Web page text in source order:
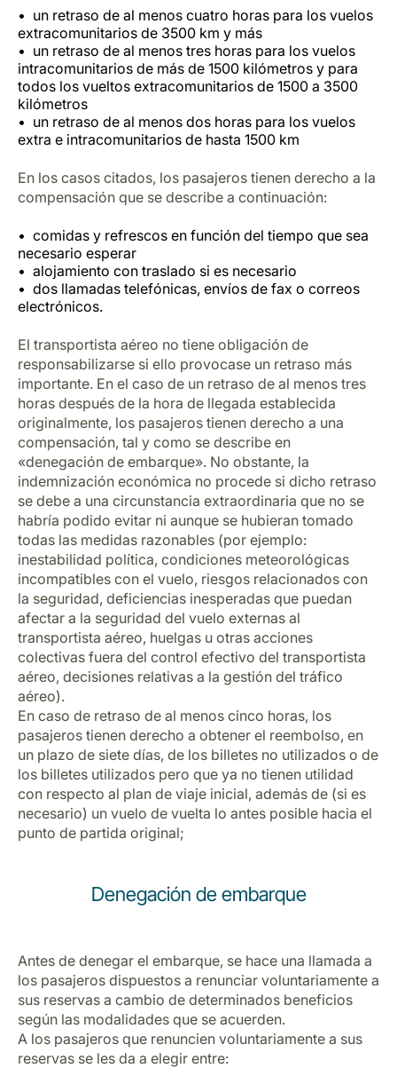
un retraso de al menos cuatro horas para los vuelos
extracomunitarios de 3500 km y más
un retraso de al menos tres horas para los vuelos
intracomunitarios de más de 1500 kilómetros y para
todos los vueltos extracomunitarios de 1500 a 3500
kilómetros
un retraso de al menos dos horas para los vuelos
extra e intracomunitarios de hasta 1500 km
En los casos citados, los pasajeros tienen derecho a la
compensación que se describe a continuación:
comidas y refrescos en función del tiempo que sea
necesario esperar
alojamiento con traslado si es necesario
dos llamadas telefónicas, envíos de fax o correos
electrónicos.
El transportista aéreo no tiene obligación de
responsabilizarse si ello provocase un retraso más
importante. En el caso de un retraso de al menos tres
horas después de la hora de llegada establecida
originalmente, los pasajeros tienen derecho a una
compensación, tal y como se describe en
«denegación de embarque». No obstante, la
indemnización económica no procede si dicho retraso
se debe a una circunstancia extraordinaria que no se
habría podido evitar ni aunque se hubieran tomado
todas las medidas razonables (por ejemplo:
inestabilidad política, condiciones meteorológicas
incompatibles con el vuelo, riesgos relacionados con
la seguridad, deficiencias inesperadas que puedan
afectar a la seguridad del vuelo externas al
transportista aéreo, huelgas u otras acciones
colectivas fuera del control efectivo del transportista
aéreo, decisiones relativas a la gestión del tráfico
aéreo).
En caso de retraso de al menos cinco horas, los
pasajeros tienen derecho a obtener el reembolso, en
un plazo de siete días, de los billetes no utilizados o de
los billetes utilizados pero que ya no tienen utilidad
con respecto al plan de viaje inicial, además de (si es
necesario) un vuelo de vuelta lo antes posible hacia el
punto de partida original;
Denegación de embarque
Antes de denegar el embarque, se hace una llamada a
los pasajeros dispuestos a renunciar voluntariamente a
sus reservas a cambio de determinados beneficios
según las modalidades que se acuerden.
A los pasajeros que renuncien voluntariamente a sus
reservas se les da a elegir entre: